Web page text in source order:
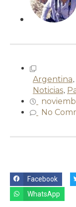
Argentina,
Noticias,
No
Facebook
WhatsApp